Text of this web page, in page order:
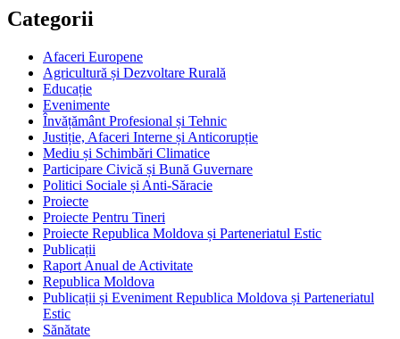
Categorii
Afaceri Europene
Agricultură și Dezvoltare Rurală
Educație
Evenimente
Învățământ Profesional și Tehnic
Justiție, Afaceri Interne și Anticorupție
Mediu și Schimbări Climatice
Participare Civică și Bună Guvernare
Politici Sociale și Anti-Săracie
Proiecte
Proiecte Pentru Tineri
Proiecte Republica Moldova și Parteneriatul Estic
Publicații
Raport Anual de Activitate
Republica Moldova
Publicații și Eveniment Republica Moldova și Parteneriatul
Estic
Sănătate